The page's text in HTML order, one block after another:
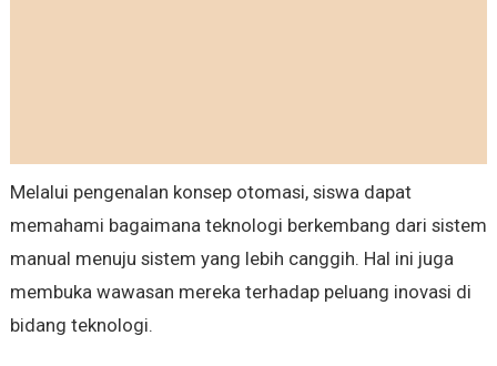
Melalui pengenalan konsep otomasi, siswa dapat
memahami bagaimana teknologi berkembang dari sistem
manual menuju sistem yang lebih canggih. Hal ini juga
membuka wawasan mereka terhadap peluang inovasi di
bidang teknologi.